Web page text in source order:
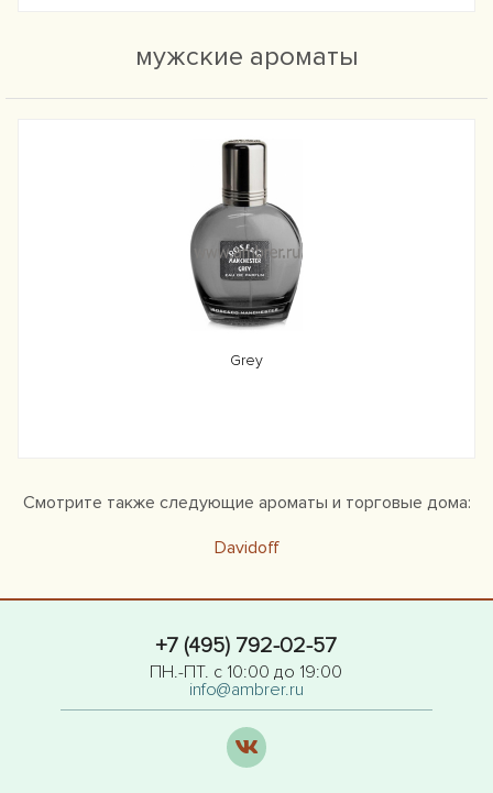
мужские ароматы
Grey
Смотрите также следующие ароматы и торговые дома:
Davidoff
+7 (495) 792-02-57
ПН.-ПТ. с 10:00 до 19:00
info@ambrer.ru